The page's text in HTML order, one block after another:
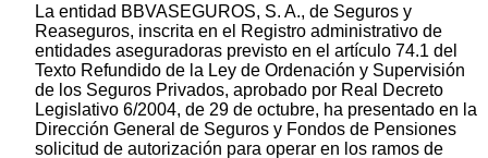
La entidad BBVASEGUROS, S. A., de Seguros y
Reaseguros, inscrita en el Registro administrativo de
entidades aseguradoras previsto en el artículo 74.1 del
Texto Refundido de la Ley de Ordenación y Supervisión
de los Seguros Privados, aprobado por Real Decreto
Legislativo 6/2004, de 29 de octubre, ha presentado en la
Dirección General de Seguros y Fondos de Pensiones
solicitud de autorización para operar en los ramos de